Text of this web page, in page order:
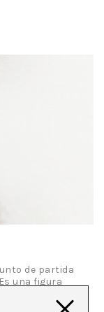
de partida
una figura
es cierto